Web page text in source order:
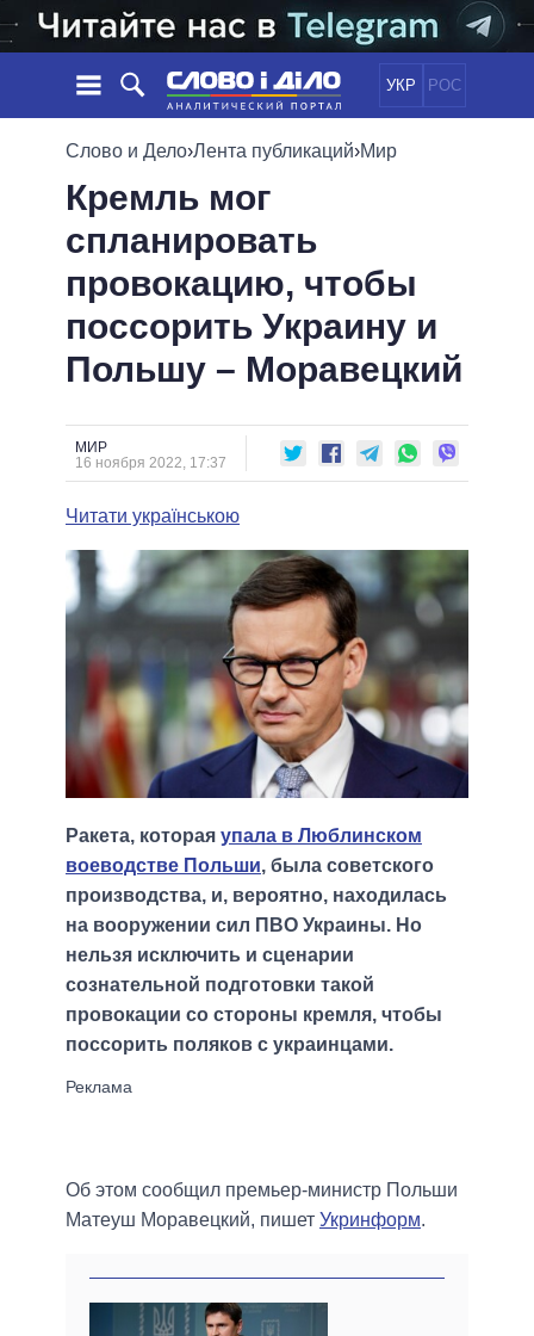
УКР РОС
НОВОСТИ
ЛЕНТА
СОБЫТИЯ
СТАТЬИ
МНЕНИЯ
ОБЗОРЫ
ДАЙДЖЕСТЫ
ЭКОНОМИКА
ОБЩЕСТВО
МИР
ОБЕЩАНИЯ
ПОЛИТИКИ
ВСЕ ПОЛИТИКИ
ПРЕЗИДЕНТ И ОФИС
ВЕРХОВНАЯ РАДА
ГЛАВЫ ОБЛАДМИНИСТРАЦИЙ
МЭРЫ
ВСЕ ПЕРСОНЫ
ИНФОГРАФИКА
ВИДЕО
СРАВНЕНИЕ ПОЛИТИКОВ
Слово и Дело›Лента публикаций›Мир
Кремль мог
спланировать
провокацию, чтобы
поссорить Украину и
Польшу – Моравецкий
МИР
16 ноября 2022, 17:37
Читати українською
Ракета, которая упала в Люблинском
воеводстве Польши, была советского
производства, и, вероятно, находилась
на вооружении сил ПВО Украины. Но
нельзя исключить и сценарии
сознательной подготовки такой
провокации со стороны кремля, чтобы
поссорить поляков с украинцами.
Об этом сообщил премьер-министр Польши
Матеуш Моравецкий, пишет Укринформ.